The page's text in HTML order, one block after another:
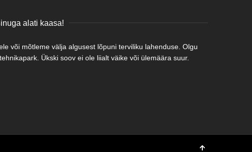
alati kaasa!
või mõtleme välja algusest lõpuni terviliku lahenduse. Olgu
Ükski soov ei ole liialt väike või ülemäära suur.